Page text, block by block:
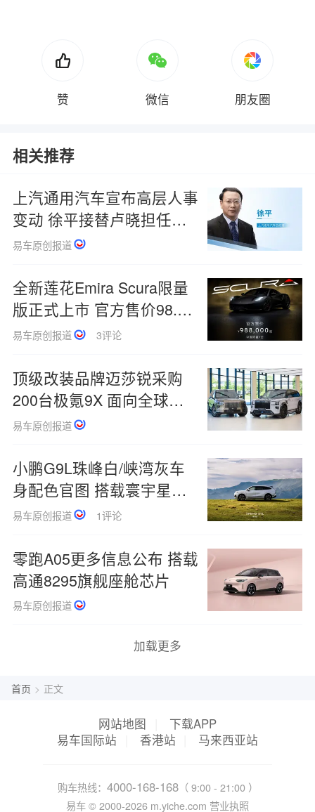
赞 微信 朋友圈
相关推荐
上汽通用汽车宣布高层人事
变动 徐平接替卢晓担任总
经理
易车原创报道
全新莲花Emira Scura限量
版正式上市 官方售价98.8
万起
易车原创报道 3评论
顶级改装品牌迈莎锐采购
200台极氪9X 面向全球打
造高定版本
易车原创报道
小鹏G9L珠峰白/峡湾灰车
身配色官图 搭载寰宇星空
头等舱
易车原创报道 1评论
零跑A05更多信息公布 搭载
高通8295旗舰座舱芯片
易车原创报道
加载更多
首页 > 正文
网站地图
下载APP
易车国际站
香港站 马来西亚站
购车热线： 4000-168-168（ 9:00 - 21:00 ）
易车 © 2000-2026 m.yiche.com 营业执照